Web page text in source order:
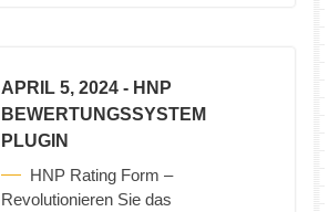
APRIL 5, 2024 - HNP
BEWERTUNGSSYSTEM
PLUGIN
HNP Rating Form –
Revolutionieren Sie das